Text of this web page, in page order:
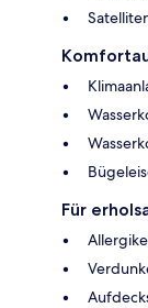
Für